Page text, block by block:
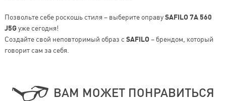
Позвольте себе роскошь стиля – выберите оправуSAFILO 7A 560
J5Gуже сегодня!
Создайте свой неповторимый образ с SAFILO– брендом, который
говорит сам за себя.
ВАМ МОЖЕТ ПОНРАВИТЬСЯ